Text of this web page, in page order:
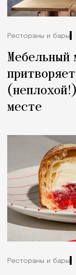
Рестораны и бары
Мебельный
месте
Рестораны и бары